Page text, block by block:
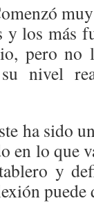
y los más
pero no
nivel
ha sido
en lo que
y
puede